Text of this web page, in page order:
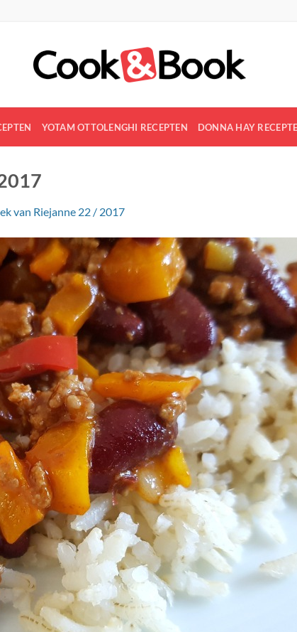
YOTAM OTTOLENGHI RECEPTEN DONNA HAY
van Riejanne 22 / 2017